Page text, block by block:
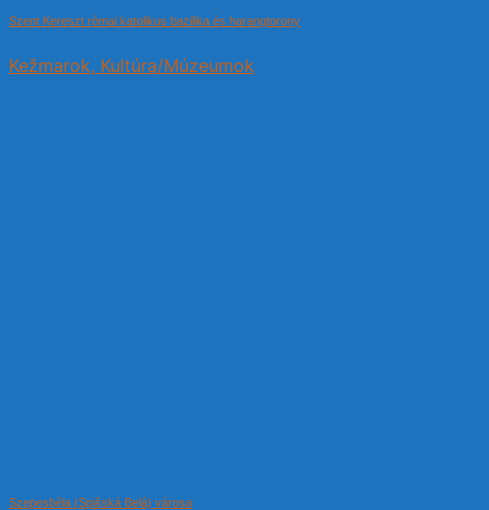
Szent Kereszt római katolikus bazilika és harangtorony
Kežmarok, Kultúra/Múzeumok
Szepesbéla (Spišská Belá) városa